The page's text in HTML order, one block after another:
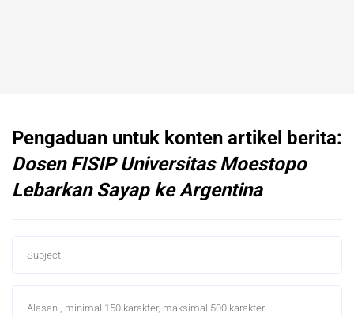
Pengaduan untuk konten artikel berita:
Dosen FISIP Universitas Moestopo
Lebarkan Sayap ke Argentina